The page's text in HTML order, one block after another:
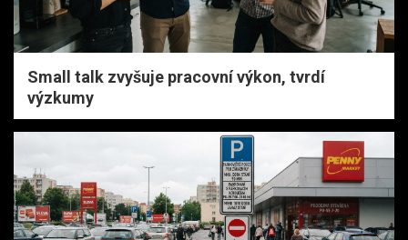
Small talk zvyšuje pracovní výkon, tvrdí
výzkumy